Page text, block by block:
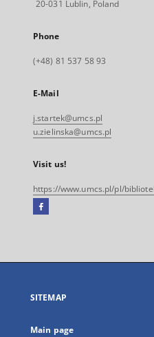
20-031 Lublin, Poland
Phone
(+48) 81 537 58 93
E-Mail
j.startek@umcs.pl
u.zielinska@umcs.pl
Visit us!
https://www.umcs.pl/pl/
Facebook
open
new
SITEMAP
Main page